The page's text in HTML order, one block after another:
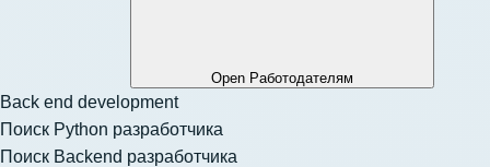
Open Работодателям
Back end development
Поиск Python разработчика
Поиск Backend разработчика